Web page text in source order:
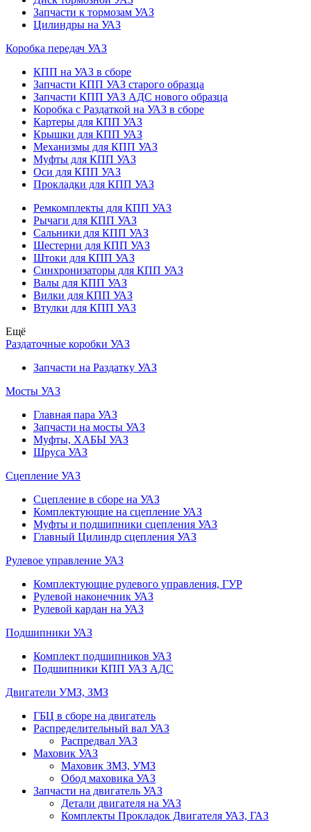
Запчасти к тормозам УАЗ
Цилиндры на УАЗ
Коробка передач УАЗ
КПП на УАЗ в сборе
Запчасти КПП УАЗ старого образца
Запчасти КПП УАЗ АДС нового образца
Коробка с Раздаткой на УАЗ в сборе
Картеры для КПП УАЗ
Крышки для КПП УАЗ
Механизмы для КПП УАЗ
Муфты для КПП УАЗ
Оси для КПП УАЗ
Прокладки для КПП УАЗ
Ремкомплекты для КПП УАЗ
Рычаги для КПП УАЗ
Сальники для КПП УАЗ
Шестерни для КПП УАЗ
Штоки для КПП УАЗ
Синхронизаторы для КПП УАЗ
Валы для КПП УАЗ
Вилки для КПП УАЗ
Втулки для КПП УАЗ
Ещё
Раздаточные коробки УАЗ
Запчасти на Раздатку УАЗ
Мосты УАЗ
Главная пара УАЗ
Запчасти на мосты УАЗ
Муфты, ХАБЫ УАЗ
Шруса УАЗ
Сцепление УАЗ
Сцепление в сборе на УАЗ
Комплектующие на сцепление УАЗ
Муфты и подшипники сцепления УАЗ
Главный Цилиндр сцепления УАЗ
Рулевое управление УАЗ
Комплектующие рулевого управления, ГУР
Рулевой наконечник УАЗ
Рулевой кардан на УАЗ
Подшипники УАЗ
Комплект подшипников УАЗ
Подшипники КПП УАЗ АДС
Двигатели УМЗ, ЗМЗ
ГБЦ в сборе на двигатель
Распределительный вал УАЗ
Распредвал УАЗ
Маховик УАЗ
Маховик ЗМЗ, УМЗ
Обод маховика УАЗ
Запчасти на двигатель УАЗ
Детали двигателя на УАЗ
Комплекты Прокладок Двигателя УАЗ, ГАЗ